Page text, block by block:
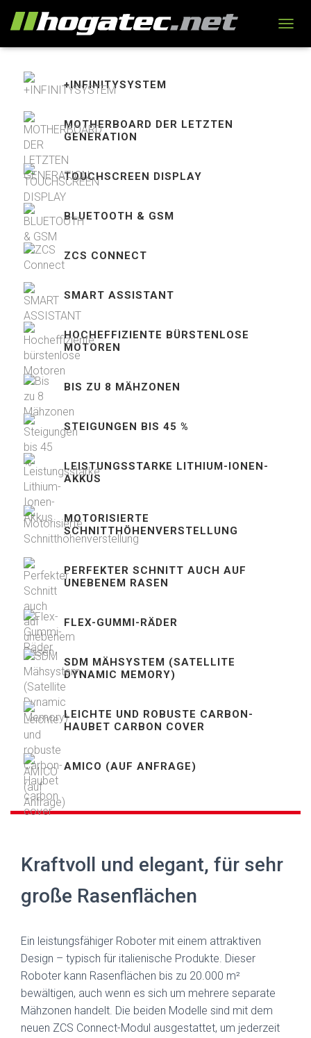
A
+INFINITYSYSTEM
MOTHERBOARD DER LETZTEN
GENERATION
TOUCHSCREEN DISPLAY
BLUETOOTH & GSM
ZCS CONNECT
SMART ASSISTANT
HOCHEFFIZIENTE BÜRSTENLOSE
MOTOREN
BIS ZU 8 MÄHZONEN
STEIGUNGEN BIS 45 %
LEISTUNGSSTARKE LITHIUM-IONEN-
AKKUS
MOTORISIERTE
SCHNITTHÖHENVERSTELLUNG
PERFEKTER SCHNITT AUCH AUF
UNEBENEM RASEN
FLEX-GUMMI-RÄDER
SDM MÄHSYSTEM (SATELLITE
DYNAMIC MEMORY)
LEICHTE UND ROBUSTE CARBON-
HAUBET CARBON COVER
AMICO (AUF ANFRAGE)
Kraftvoll und elegant, für sehr
große Rasenflächen
Ein leistungsfähiger Roboter mit einem attraktiven
Design – typisch für italienische Produkte. Dieser
Roboter kann Rasenflächen bis zu 20.000 m²
bewältigen, auch wenn es sich um mehrere separate
Mähzonen handelt. Die beiden Modelle sind mit dem
neuen ZCS Connect-Modul ausgestattet, um jederzeit